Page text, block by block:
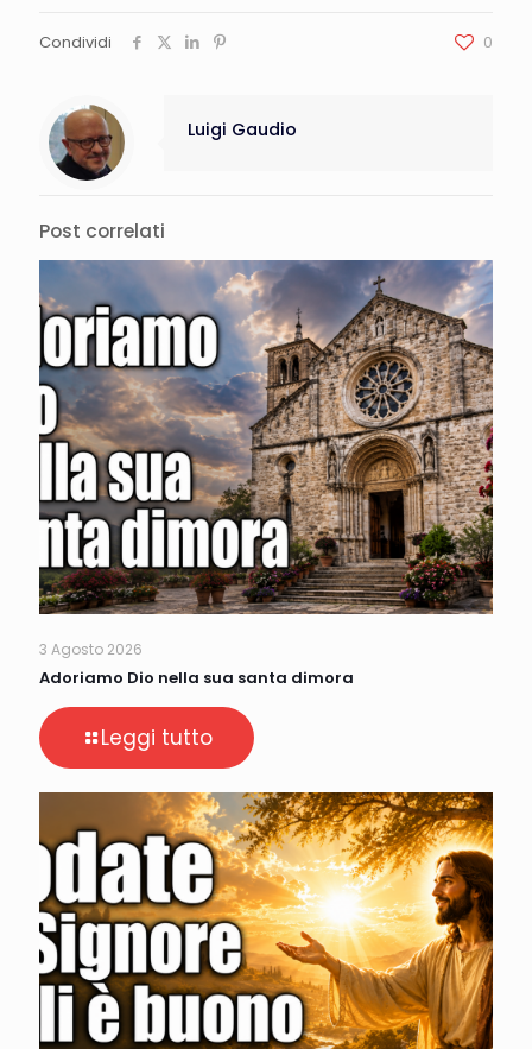
Condividi 0
Luigi Gaudio
Post correlati
3 Agosto 2026
Adoriamo Dio nella sua santa dimora
Leggi tutto